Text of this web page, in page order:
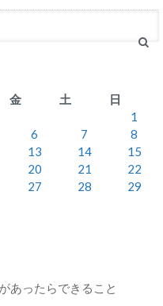
金 土
日
1
6 7
8
13 14
15
20 21
22
27 28
29
あったらできること